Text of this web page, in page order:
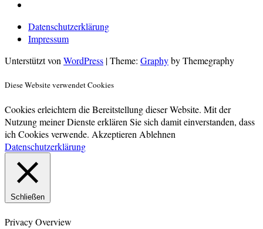
Datenschutzerklärung
Impressum
Unterstützt von WordPress |Theme: Graphyby Themegraphy
Diese Website verwendet Cookies
Cookies erleichtern die Bereitstellung dieser Website. Mit der
Nutzung meiner Dienste erklären Sie sich damit einverstanden, dass
ich Cookies verwende. AkzeptierenAblehnen
Datenschutzerklärung
Schließen
Privacy Overview